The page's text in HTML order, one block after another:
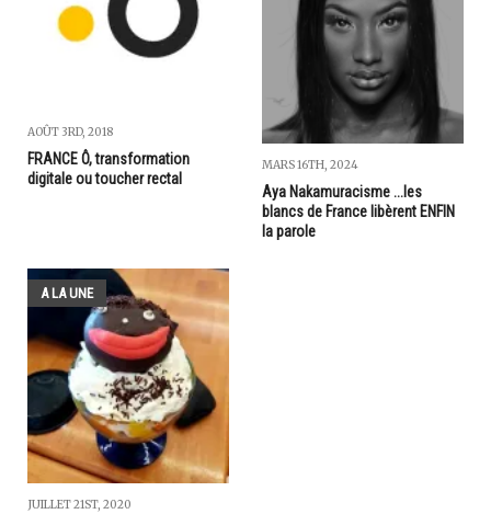
AOÛT 3RD, 2018
FRANCE Ô, transformation
digitale ou toucher rectal
MARS 16TH, 2024
Aya Nakamuracisme ...les
blancs de France libèrent ENFIN
la parole
A LA UNE
JUILLET 21ST, 2020